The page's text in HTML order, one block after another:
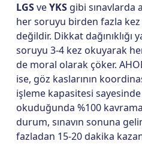
LGSveYKS gibi sınavlarda
her soruyu birden fazla
değildir. Dikkat
soruyu 3-4 kez okuyarak
de moral olarak çöker.
ise, göz kaslarının
işleme kapasitesi
okuduğunda %100
durum, sınavın sonuna
fazladan 15-20 dakika